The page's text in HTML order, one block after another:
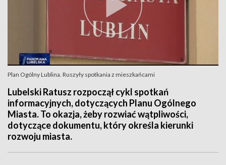
Plan Ogólny Lublina. Ruszyły spotkania z mieszkańcami
Lubelski Ratusz rozpoczął cykl spotkań
informacyjnych, dotyczących Planu Ogólnego
Miasta. To okazja, żeby rozwiać wątpliwości,
dotyczące dokumentu, który określa kierunki
rozwoju miasta.